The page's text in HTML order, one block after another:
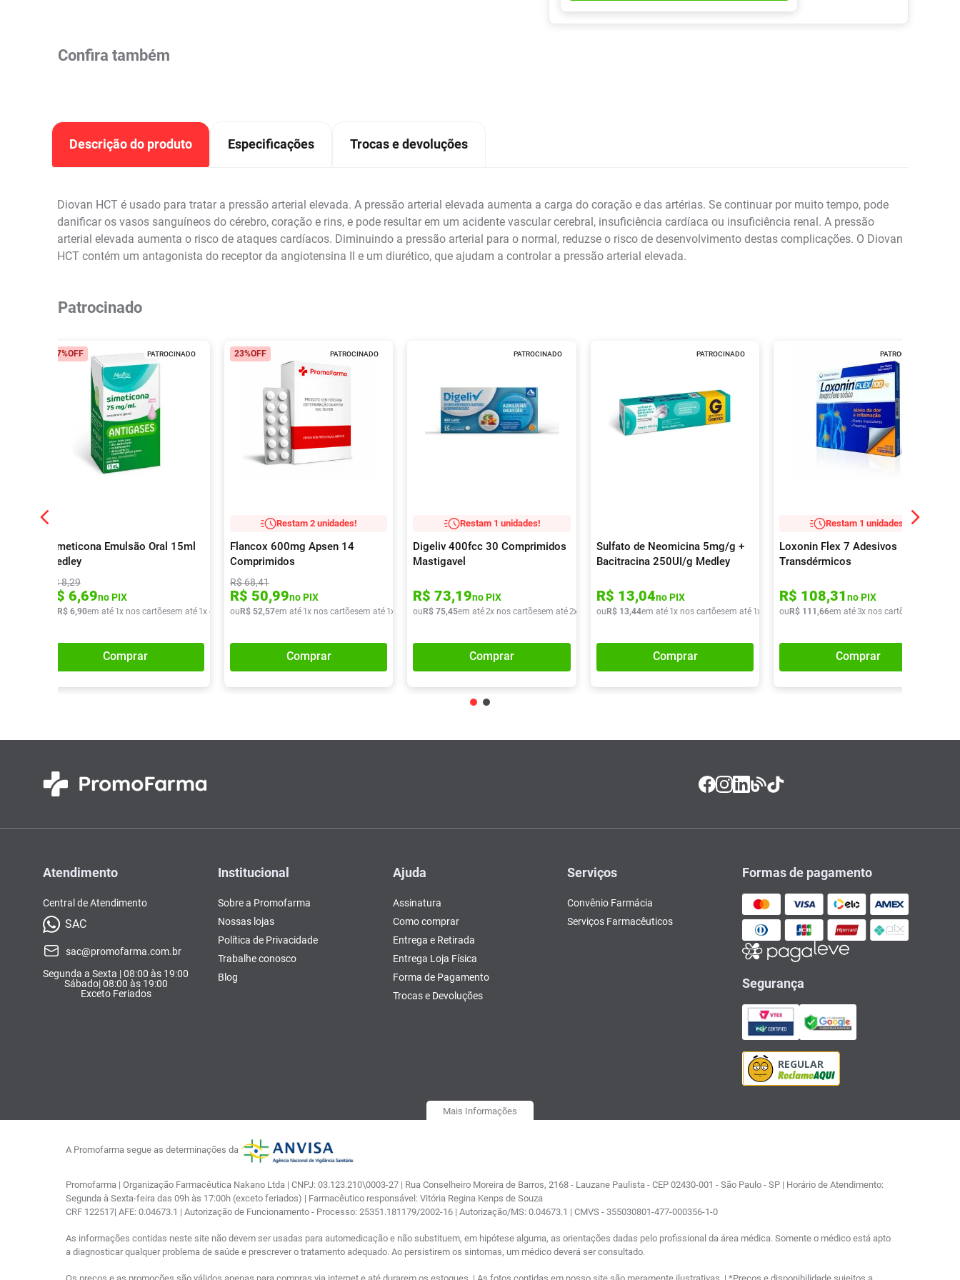
Confira também
Descrição do produto Especificações Trocas e devoluções
Diovan HCT é usado para tratar a pressão arterial elevada. A pressão arterial elevada aumenta a carga do coração e das artérias. Se continuar por muito tempo, pode
danificar os vasos sanguíneos do cérebro, coração e rins, e pode resultar em um acidente vascular cerebral, insuficiência cardíaca ou insuficiência renal. A pressão
arterial elevada aumenta o risco de ataques cardíacos. Diminuindo a pressão arterial para o normal, reduzse o risco de desenvolvimento destas complicações. O Diovan
HCT contém um antagonista do receptor da angiotensina II e um diurético, que ajudam a controlar a pressão arterial elevada.
Patrocinado
PATROCINADO
17%OFF
Simeticona Emulsão Oral 15ml
Medley
R$8,29
R$ 6,69no PIX
R$ 6,90em até 1x nos cartõesem até 1x de R$ 6, 90
Comprar
PATROCINADO
23%OFF
Restam 2 unidades!
Flancox 600mg Apsen 14
Comprimidos
R$68,41
R$ 50,99no PIX
ou R$ 52,57em até 1x nos cartõesem até 1x de R$ 52,57
Comprar
PATROCINADO
Restam 1 unidades!
Digeliv 400fcc 30 Comprimidos
Mastigavel
R$ 73,19no PIX
ou R$ 75,45em até2x nos cartõesem até2x de R$ 37,72
Comprar
PATROCINADO
Sulfato de Neomicina 5mg/g +
Bacitracina 250UI/g Medley
Dermatológica 15g
R$ 13,04no PIX
ou R$ 13,44em até 1x nos cartõesem até 1x de R$ 13,44
Comprar
PATROCINADO
Restam 1 unidades!
Loxonin Flex 7 Adesivos
Transdérmicos
R$ 108,31no PIX
ou R$ 111 ,66em até3x nos cartões
Comprar
Atendimento
Central de Atendimento
SAC
sac@promofarma.com.br
Segunda a Sexta | 08:00 às 19:00
Sábado| 08:00 às 19:00
Exceto Feriados
Institucional
Sobre a Promofarma
Nossas lojas
Política de Privacidade
Trabalhe conosco
Blog
Ajuda
Assinatura
Como comprar
Entrega e Retirada
Entrega Loja Física
Forma de Pagamento
Trocas e Devoluções
Serviços
Convênio Farmácia
Serviços Farmacêuticos
Formas de pagamento
Segurança
Mais Informações
A Promofarma segue as determinações da
Promofarma | Organização Farmacêutica Nakano Ltda | CNPJ: 03.123.210\0003-27 | Rua Conselheiro Moreira de Barros, 2168 - Lauzane Paulista - CEP 02430-001 - São Paulo - SP | Horário de Atendimento:
Segunda à Sexta-feira das 09h às 17:00h (exceto feriados) | Farmacêutico responsável: Vitória Regina Kenps de Souza
CRF 122517| AFE: 0.04673.1 | Autorização de Funcionamento - Processo: 25351.181179/2002-16 | Autorização/MS: 0.04673.1 | CMVS - 355030801-477-000356-1-0
As informações contidas neste site não devem ser usadas para automedicação e não substituem, em hipótese alguma, as orientações dadas pelo profissional da área médica. Somente o médico está apto
a diagnosticar qualquer problema de saúde e prescrever o tratamento adequado. Ao persistirem os sintomas, um médico deverá ser consultado.